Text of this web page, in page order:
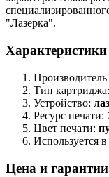
"Лазерка".
Тип картриджа:
Устройство:
Ресурс печати:
Цвет печати:
Используется
Цена и гарантии